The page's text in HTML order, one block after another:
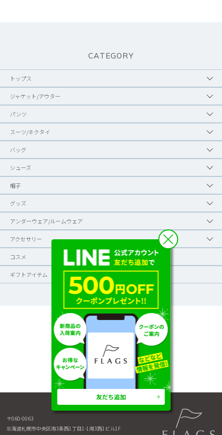
友だち追加
CATEGORY
トップス
ジャケット/アウター
パンツ
スーツ/ネクタイ
バッグ
シューズ
帽子
グッズ
アンダーウェア/ルームウェア
アクセサリー
コスメ
ギフトアイテム
〒060-0063
北海道札幌市中央区南3条西1丁目1-1南3西1ビル1F